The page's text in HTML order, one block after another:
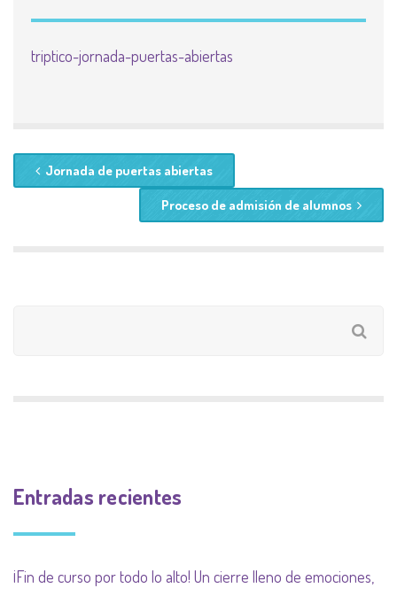
triptico-jornada-puertas-abiertas
Jornada de puertas abiertas
Proceso de admisión de alumnos
Entradas recientes
¡Fin de curso por todo lo alto! Un cierre lleno de emociones,